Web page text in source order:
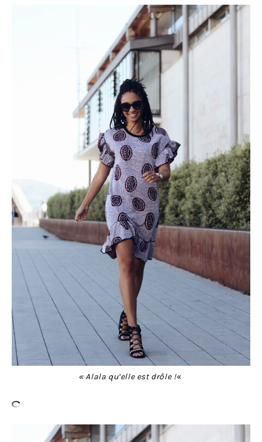
« Alala qu’elle est drôle !«